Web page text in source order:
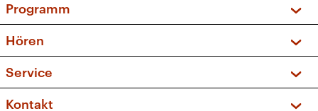
Programm
Sendungen und Podcasts
Musikliste
Kakadu – Das Kinderprogramm
Hören
Frequenzen (UKW + DAB+)
Service
FAQ
Kontakt